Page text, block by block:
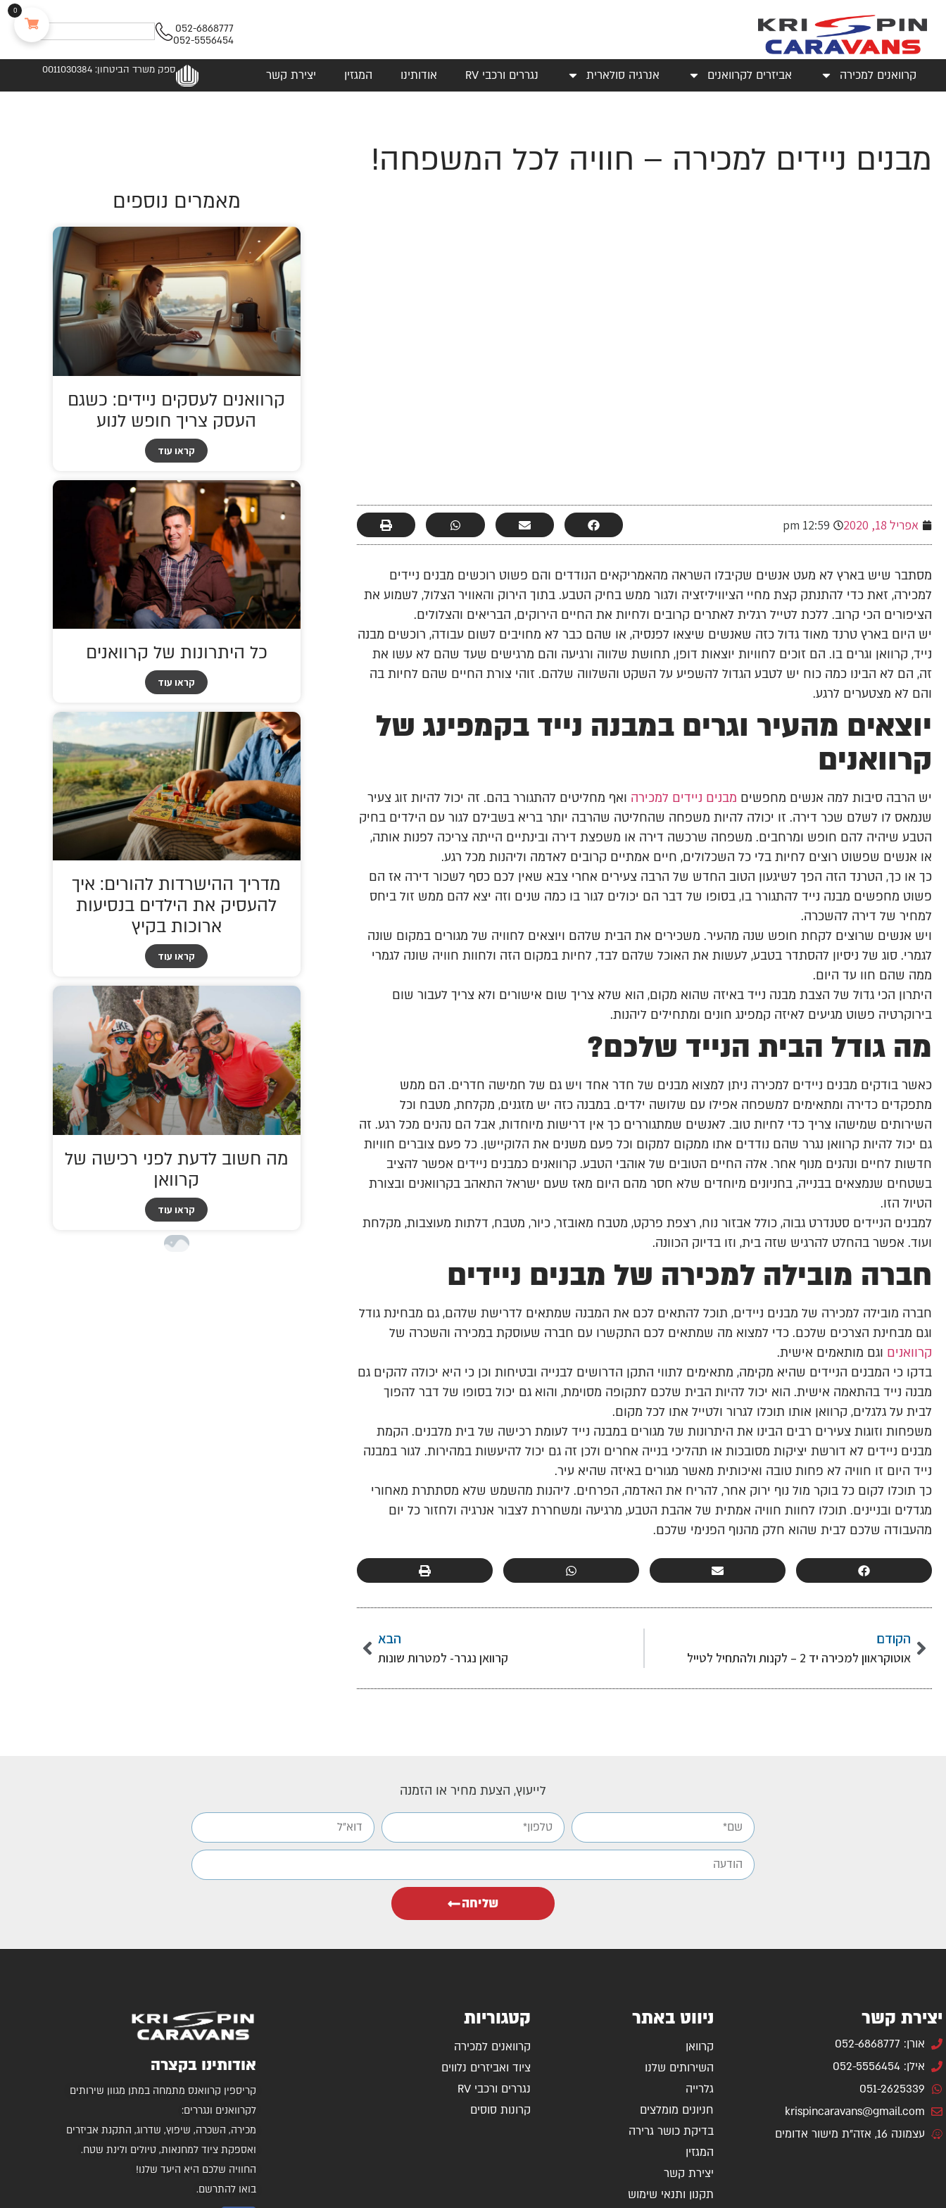
052-6868777
052-5556454
קרוואנים למכירה אביזרים לקרוואנים אנרגיה סולארית נגררים ורכבי RV אודותינו המגזין יצירת קשר ספק משרד הביטחון: 0011030384
מבנים ניידים למכירה – חוויה לכל המשפחה!
אפריל 18, 2020 12:59 pm
מסתבר שיש בארץ לא מעט אנשים שקיבלו השראה מהאמריקאים הנודדים והם פשוט רוכשים מבנים ניידים
למכירה, זאת כדי להתנתק קצת מחיי הציוויליזציה ולגור ממש בחיק הטבע. בתוך הירוק והאוויר הצלול, לשמוע את
הציפורים הכי קרוב. ללכת לטייל רגלית לאתרים קרובים ולחיות את החיים הירוקים, הבריאים והצלולים.
יש היום בארץ טרנד מאוד גדול כזה שאנשים שיצאו לפנסיה, או שהם כבר לא מחויבים לשום עבודה, רוכשים מבנה
נייד, קרוואן וגרים בו. הם זוכים לחוויות יוצאות דופן, תחושת שלווה ורגיעה והם מרגישים שעד שהם לא עשו את
זה, הם לא הבינו כמה כוח יש לטבע הגדול להשפיע על השקט והשלווה שלהם. זוהי צורת החיים שהם לחיות בה
והם לא מצטערים לרגע.
יוצאים מהעיר וגרים במבנה נייד בקמפינג של
קרוואנים
יש הרבה סיבות למה אנשים מחפשים מבנים ניידים למכירה ואף מחליטים להתגורר בהם. זה יכול להיות זוג צעיר
שנמאס לו לשלם שכר דירה. זו יכולה להיות משפחה שהחליטה שהרבה יותר בריא בשבילם לגור עם הילדים בחיק
הטבע שיהיה להם חופש ומרחבים. משפחה שרכשה דירה או משפצת דירה ובינתיים הייתה צריכה לפנות אותה,
או אנשים שפשוט רוצים לחיות בלי כל השכלולים, חיים אמתיים קרובים לאדמה וליהנות מכל רגע.
כך או כך, הטרנד הזה הפך לשיגעון הטוב החדש של הרבה צעירים אחרי צבא שאין לכם כסף לשכור דירה אז הם
פשוט מחפשים מבנה נייד להתגורר בו, בסופו של דבר הם יכולים לגור בו כמה שנים וזה יצא להם ממש זול ביחס
למחיר של דירה להשכרה.
ויש אנשים שרוצים לקחת חופש שנה מהעיר. משכירים את הבית שלהם ויוצאים לחוויה של מגורים במקום שונה
לגמרי. סוג של ניסיון להסתדר בטבע, לעשות את האוכל שלהם לבד, לחיות במקום הזה ולחוות חוויה שונה לגמרי
ממה שהם חוו עד היום.
היתרון הכי גדול של הצבת מבנה נייד באיזה שהוא מקום, הוא שלא צריך שום אישורים ולא צריך לעבור שום
בירוקרטיה פשוט מגיעים לאיזה קמפינג חונים ומתחילים ליהנות.
מה גודל הבית הנייד שלכם?
כאשר בודקים מבנים ניידים למכירה ניתן למצוא מבנים של חדר אחד ויש גם של חמישה חדרים. הם ממש
מתפקדים כדירה ומתאימים למשפחה אפילו עם שלושה ילדים. במבנה כזה יש מזגנים, מקלחת, מטבח וכל
השירותים שמישהו צריך כדי לחיות טוב. לאנשים שמתגוררים כך אין דרישות מיוחדות, אבל הם נהנים מכל רגע. זה
גם יכול להיות קרוואן נגרר שהם נודדים אתו ממקום למקום וכל פעם משנים את הלוקיישן. כל פעם צוברים חוויות
חדשות לחיים ונהנים מנוף אחר. אלה החיים הטובים של אוהבי הטבע. קרוואנים כמבנים ניידים אפשר להציב
בשטחים שנמצאים בבנייה, בחניונים מיוחדים שלא חסר מהם היום מאז שעם ישראל התאהב בקרוואנים ובצורת
הטיול הזו.
למבנים הניידים סטנדרט גבוה, כולל אבזור נוח, רצפת פרקט, מטבח מאובזר, כיור, מטבח, דלתות מעוצבות, מקלחת
ועוד. אפשר בהחלט להרגיש שזה בית, וזו בדיוק הכוונה.
חברה מובילה למכירה של מבנים ניידים
חברה מובילה למכירה של מבנים ניידים, תוכל להתאים לכם את המבנה שמתאים לדרישת שלהם, גם מבחינת גודל
וגם מבחינת הצרכים שלכם. כדי למצוא מה שמתאים לכם התקשרו עם חברה שעוסקת במכירה והשכרה של
קרוואנים וגם מותאמים אישית.
בדקו כי המבנים הניידים שהיא מקימה, מתאימים לתווי התקן הדרושים לבנייה ובטיחות וכן כי היא יכולה להקים גם
מבנה נייד בהתאמה אישית. הוא יכול להיות הבית שלכם לתקופה מסוימת, והוא גם יכול בסופו של דבר להפוך
לבית על גלגלים, קרוואן אותו תוכלו לגרור ולטייל אתו לכל מקום.
משפחות וזוגות צעירים רבים הבינו את היתרונות של מגורים במבנה נייד לעומת רכישה של בית מלבנים. הקמת
מבנים ניידים לא דורשת יציקות מסובכות או תהליכי בנייה אחרים ולכן זה גם יכול להיעשות במהירות. לגור במבנה
נייד היום זו חוויה לא פחות טובה ואיכותית מאשר מגורים באיזה שהיא עיר.
כך תוכלו לקום כל בוקר מול נוף ירוק אחר, להריח את האדמה, הפרחים. ליהנות מהשמש שלא מסתתרת מאחורי
מגדלים ובניינים. תוכלו לחוות חוויה אמתית של אהבת הטבע, מרגיעה ומשחררת לצבור אנרגיה ולחזור כל יום
מהעבודה שלכם לבית שהוא חלק מהנוף הפנימי שלכם.
הקודם
אוטוקראוון למכירה יד 2 – לקנות ולהתחיל לטייל
הבא
קרוואן נגרר- למטרות שונות
מאמרים נוספים
קרוואנים לעסקים ניידים: כשגם
העסק צריך חופש לנוע
קראו עוד
כל היתרונות של קרוואנים
קראו עוד
מדריך ההישרדות להורים: איך
להעסיק את הילדים בנסיעות
ארוכות בקיץ
קראו עוד
מה חשוב לדעת לפני רכישה של
קרוואן
קראו עוד
לייעוץ, הצעת מחיר או הזמנה
שליחה
יצירת קשר
אורן: 052-6868777
אילן: 052-5556454
051-2625339
krispincaravans@gmail.com
עצמונה 16, אזה"ת מישור אדומים
ניווט באתר
קרוואן
השירותים שלנו
גלרייה
חניונים מומלצים
בדיקת כושר גרירה
המגזין
יצירת קשר
תקנון ותנאי שימוש
קטגוריות
קרוואנים למכירה
ציוד ואביזרים נלווים
נגררים ורכבי RV
קרונות סוסים
אודותינו בקצרה
קריספין קרוואנס מתמחה במתן מגוון שירותים
לקרוואנים ונגררים:
מכירה, השכרה, שיפוץ, שדרוג, התקנת אביזרים
ואספקת ציוד למחנאות, טיולים ולינת שטח.
החוויה שלכם היא היעד שלנו!
בואו להתרשם.
0